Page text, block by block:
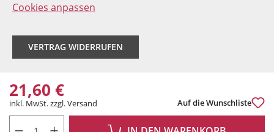
21,60 €
inkl. MwSt. zzgl. Versand Auf die Wunschliste
Cookies anpassen
VERTRAG WIDERRUFEN